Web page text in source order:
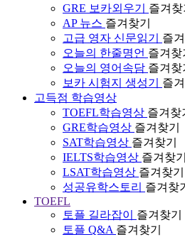
GRE 보카외우기
즐겨찾
AP 뉴스 즐겨찾기
고급 영자 신문읽기
즐
오늘의 한줄명언 즐겨찾
오늘의 영어속담 즐겨찾
보카 시험지 생성기
즐
고득점 학습영상
TOEFL학습영상 즐겨찾
GRE학습영상 즐겨찾기
SAT학습영상 즐겨찾기
IELTS학습영상 즐겨찾기
LSAT학습영상 즐겨찾기
성공유학스토리 즐겨찾기
TOEFL
토플 길라잡이
즐겨찾기
토플 Q&A 즐겨찾기